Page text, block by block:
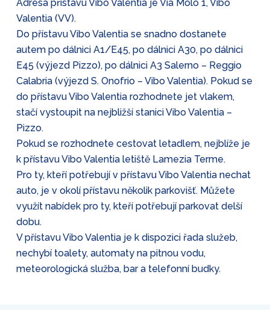
Adresa přístavu Vibo Valentia je Via Molo 1, Vibo
Valentia (VV).
Do přístavu Vibo Valentia se snadno dostanete
autem po dálnici A1/E45, po dálnici A30, po dálnici
E45 (výjezd Pizzo), po dálnici A3 Salerno – Reggio
Calabria (výjezd S. Onofrio – Vibo Valentia). Pokud se
do přístavu Vibo Valentia rozhodnete jet vlakem,
stačí vystoupit na nejbližší stanici Vibo Valentia –
Pizzo.
Pokud se rozhodnete cestovat letadlem, nejblíže je
k přístavu Vibo Valentia letiště Lamezia Terme.
Pro ty, kteří potřebují v přístavu Vibo Valentia nechat
auto, je v okolí přístavu několik parkovišť. Můžete
využít nabídek pro ty, kteří potřebují parkovat delší
dobu.
V přístavu Vibo Valentia je k dispozici řada služeb,
nechybí toalety, automaty na pitnou vodu,
meteorologická služba, bar a telefonní budky.